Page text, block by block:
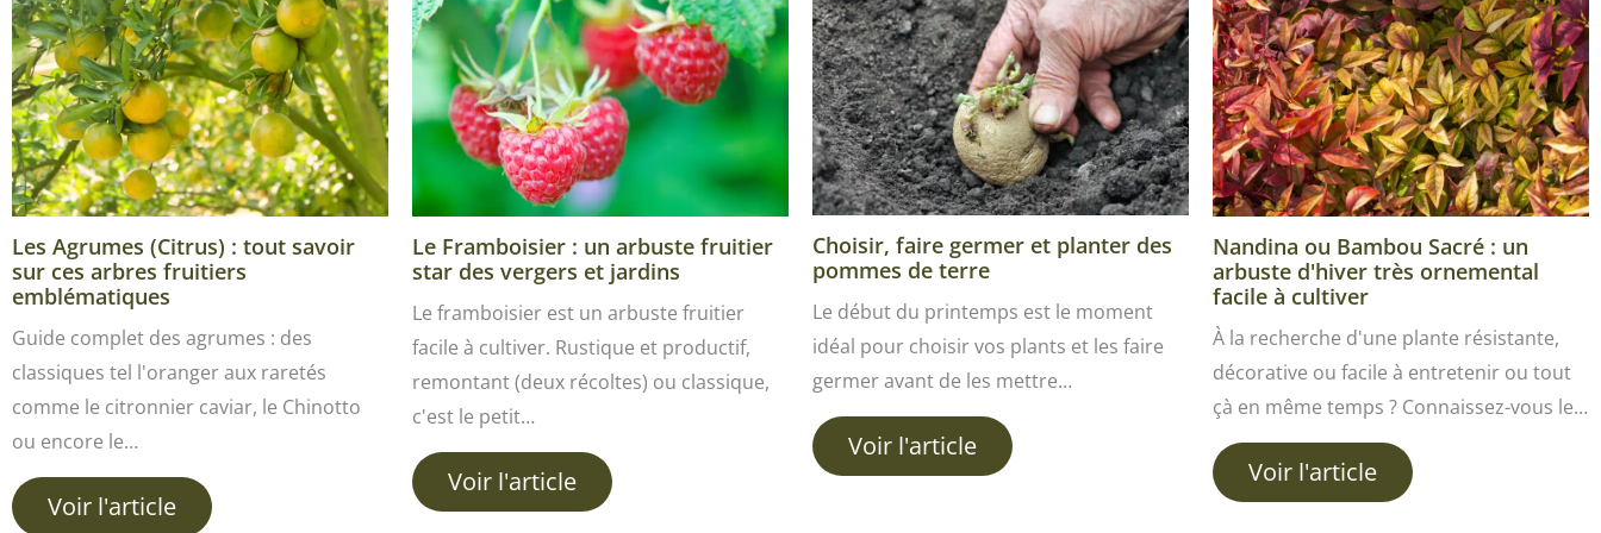
Les Agrumes (Citrus) : tout savoir
sur ces arbres fruitiers
emblématiques
Guide complet des agrumes : des
classiques tel l'oranger aux raretés
comme le citronnier caviar, le Chinotto
ou encore le…
Voir l'article
Le Framboisier : un arbuste fruitier
star des vergers et jardins
Le framboisier est un arbuste fruitier
facile à cultiver. Rustique et productif,
remontant (deux récoltes) ou classique,
c'est le petit…
Voir l'article
Choisir, faire germer et planter des
pommes de terre
Le début du printemps est le moment
idéal pour choisir vos plants et les faire
germer avant de les mettre…
Voir l'article
Nandina ou Bambou Sacré : un
arbuste d'hiver très ornemental
facile à cultiver
À la recherche d'une plante résistante,
décorative ou facile à entretenir ou tout
çà en même temps ? Connaissez-vous le…
Voir l'article